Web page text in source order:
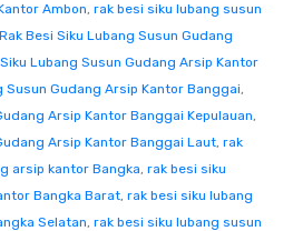
Ambon, rak besi siku lubang susun
Rak Besi Siku Lubang Susun Gudang
Lubang Susun Gudang Arsip Kantor
Susun Gudang Arsip Kantor Banggai,
Arsip Kantor Banggai Kepulauan,
Arsip Kantor Banggai Laut, rak
arsip kantor Bangka, rak besi siku
Bangka Barat, rak besi siku lubang
Selatan, rak besi siku lubang susun